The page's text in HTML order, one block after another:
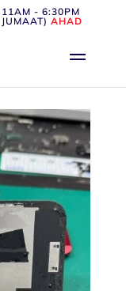
- 6:30PM
AHAD